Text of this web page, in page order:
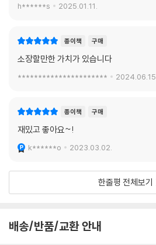
h******s 2025.01.11.
종이책 구매
소장할만한 가치가 있습니다
********************** 2024.06.15.
종이책 구매
재밌고 좋아요~!
k******o 2023.03.02.
한줄평 전체보기
배송/반품/교환 안내